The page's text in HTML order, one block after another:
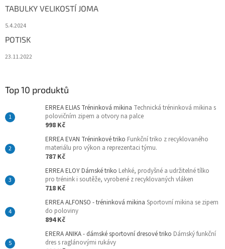
TABULKY VELIKOSTÍ JOMA
5.4.2024
POTISK
23.11.2022
Top 10 produktů
ERREA ELIAS Tréninková mikina Technická tréninková mikina s
polovičním zipem a otvory na palce
998 Kč
ERREA EVAN Tréninkové triko Funkční triko z recyklovaného
materiálu pro výkon a reprezentaci týmu.
787 Kč
ERREA ELOY Dámské triko Lehké, prodyšné a udržitelné tílko
pro trénink i soutěže, vyrobené z recyklovaných vláken
718 Kč
ERREA ALFONSO - tréninková mikina Sportovní mikina se zipem
do poloviny
894 Kč
ERERA ANIKA - dámské sportovní dresové triko Dámský funkční
dres s raglánovými rukávy